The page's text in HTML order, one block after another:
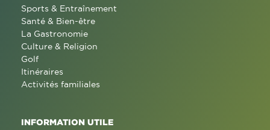
Sports & Entraînement
Santé & Bien-être
La Gastronomie
Culture & Religion
Golf
Itinéraires
Activités familiales
INFORMATION UTILE